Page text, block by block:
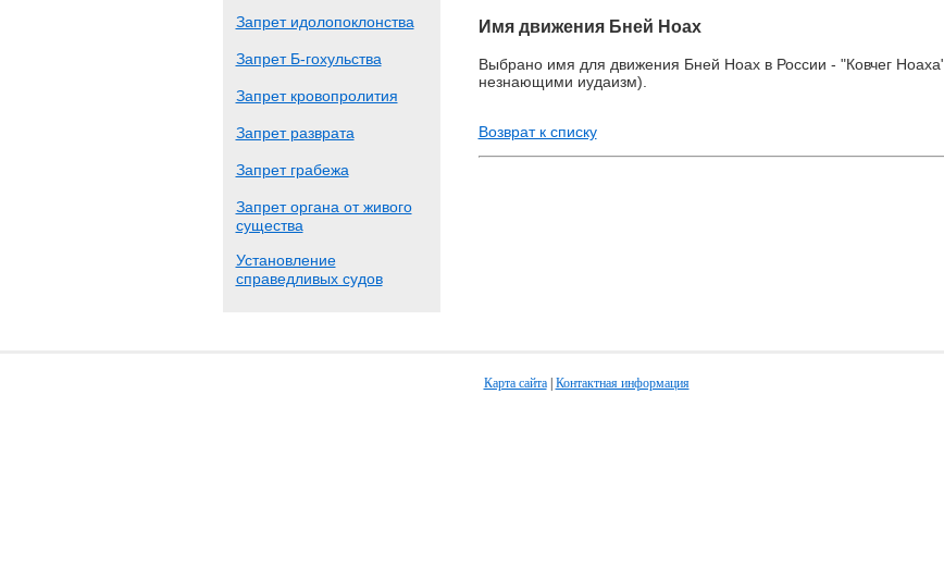
Запрет идолопоклонства
Запрет Б-гохульства
Запрет кровопролития
Запрет разврата
Запрет грабежа
Запрет органа от живого
существа
Установление
справедливых судов
Имя движения Бней Ноах
Выбрано имя для движения Бней Ноах в России - "Ковчег
незнающими иудаизм).
Возврат к списку
Карта сайта| Контактная информация